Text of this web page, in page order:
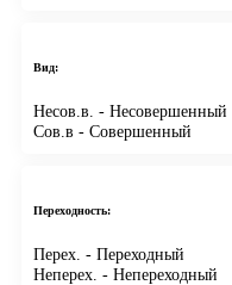
Вид:
Несов.в. - Несовершенный
Сов.в - Совершенный
Переходность:
Перех. - Переходный
Неперех. - Непереходный